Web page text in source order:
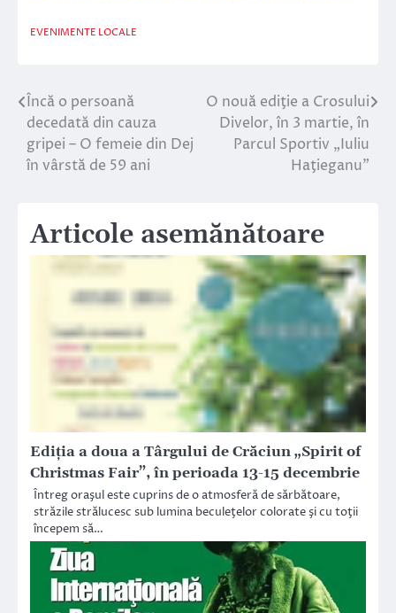
EVENIMENTE LOCALE
Navigare
în
articole
Încă o persoană
decedată din cauza
gripei – O femeie din Dej
în vârstă de 59 ani
O nouă ediţie a Crosului
Divelor, în 3 martie, în
Parcul Sportiv „Iuliu
Haţieganu”
Articole asemănătoare
Ediţia a doua a Târgului de Crăciun „Spirit of
Christmas Fair”, în perioada 13-15 decembrie
Întreg oraşul este cuprins de o atmosferă de sărbătoare,
străzile strălucesc sub lumina beculeţelor colorate şi cu toţii
începem să…